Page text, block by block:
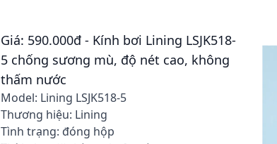
Giá: 590.000đ - Kính bơi Lining LSJK518-
5 chống sương mù, độ nét cao, không
thấm nước
Model: Lining LSJK518-5
Thương hiệu: Lining
Tình trạng: đóng hộp